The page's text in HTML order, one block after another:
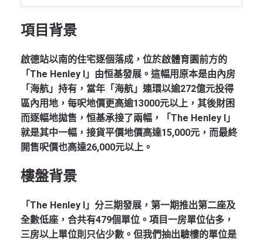
項目背景
啟德站以南的住宅逐個落成，位於啟體育園前方的
「The Henley I」由恒基發展。這幅用原本是由內房
「海航」持有，當年「海航」連環以逾272億元投得
區內用地，每呎地價更高逾13000元以上，其後財困
而逐幅地拋售，恒基承接了兩幅，「The Henley I」
就是其中一幅，接貨平價地價高達15,000元，而最終
開售呎價也高達26,000元以上。
樓盤背景
「The Henley I」分三期發展，第一期推出第二座及
全數低座，合共有479個單位。項目一房單位佔多，
三房以上單位則只佔少數。但我們抽出驗樓的單位是